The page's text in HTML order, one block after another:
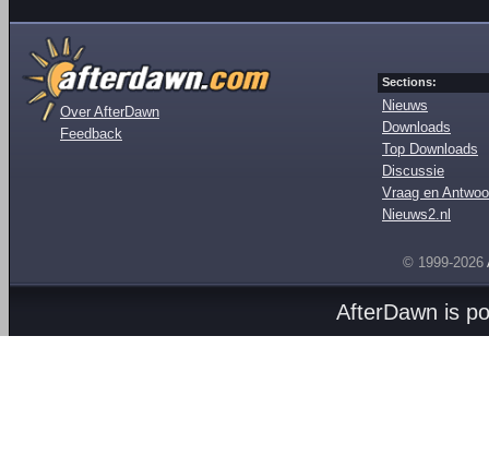
Over AfterDawn
Feedback
Sections:
Nieuws
Downloads
Top Downloads
Discussie
Vraag en
Nieuws2.nl
© 1999-2026
AfterDawn is